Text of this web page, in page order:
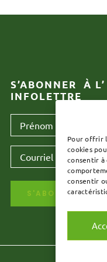
Pour offrir
cookies
consentir à
consentir
S’ABONNER À L’
INFOLETTRE
Prénom
Courriel *
S'ABONNER